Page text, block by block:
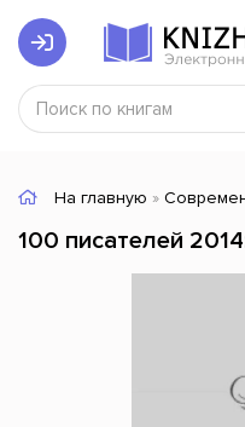
На главную »
100 писателей